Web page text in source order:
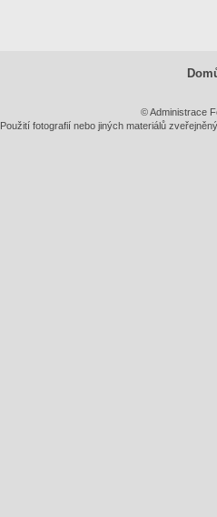
© Administrace
Použití fotografií nebo jiných materiálů